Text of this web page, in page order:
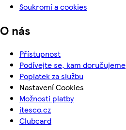
Soukromí a cookies
O nás
Přístupnost
Podívejte se, kam doručujeme
Poplatek za službu
Nastavení Cookies
Možnosti platby
itesco.cz
Clubcard